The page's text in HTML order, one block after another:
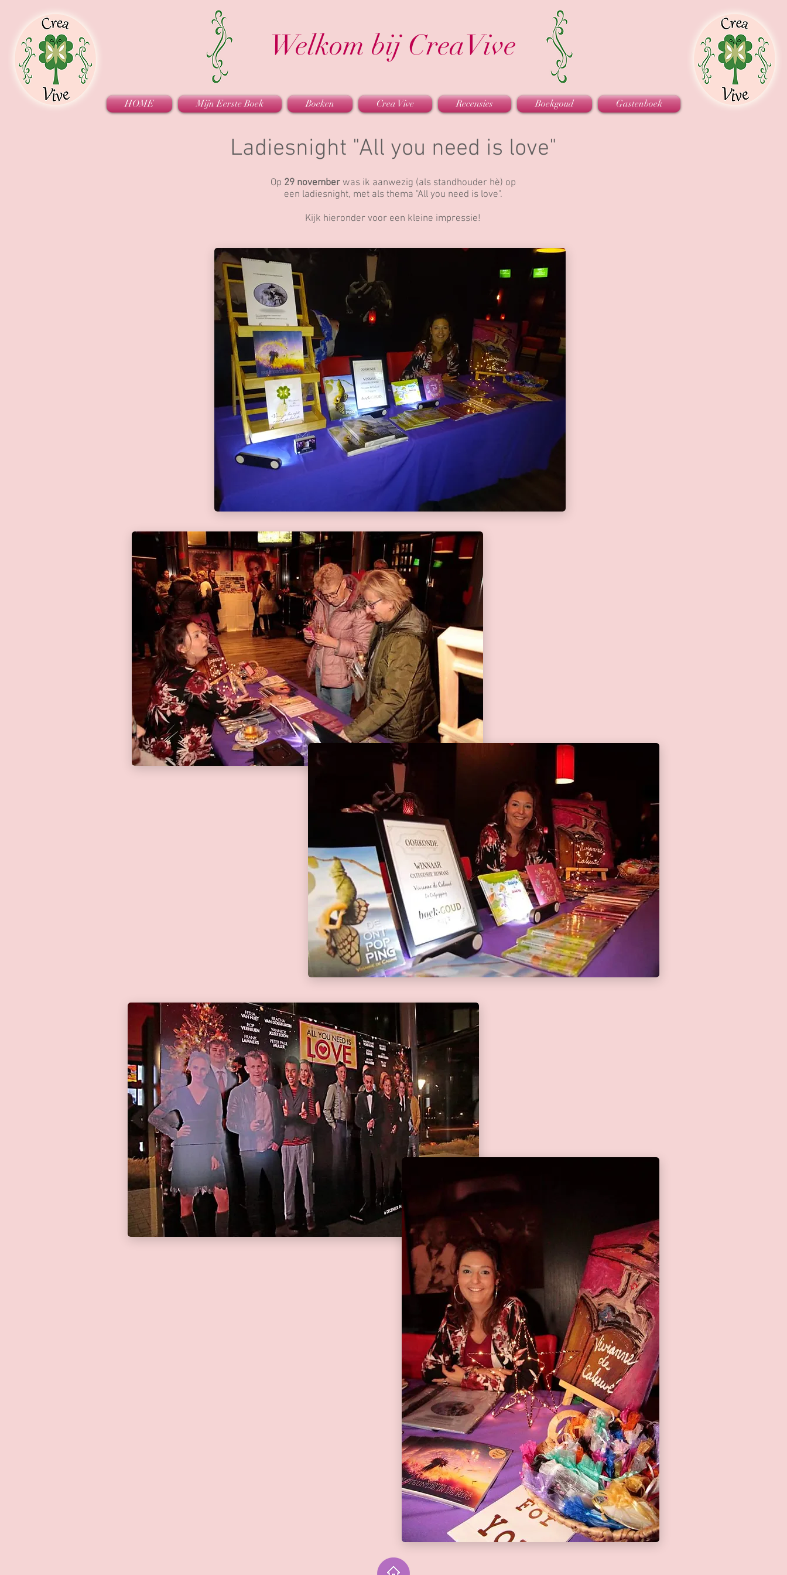
Welkom bij CreaVive
HOME Mijn Eerste Boek Boeken Crea Vive Recensies Boekgoud Gastenboek
Ladiesnight "All you need is love"
Op 29 novemberwas ik aanwezig (als standhouder hè) op
een ladiesnight, met als thema "All you need is love".
Kijk hieronder voor een kleine impressie!